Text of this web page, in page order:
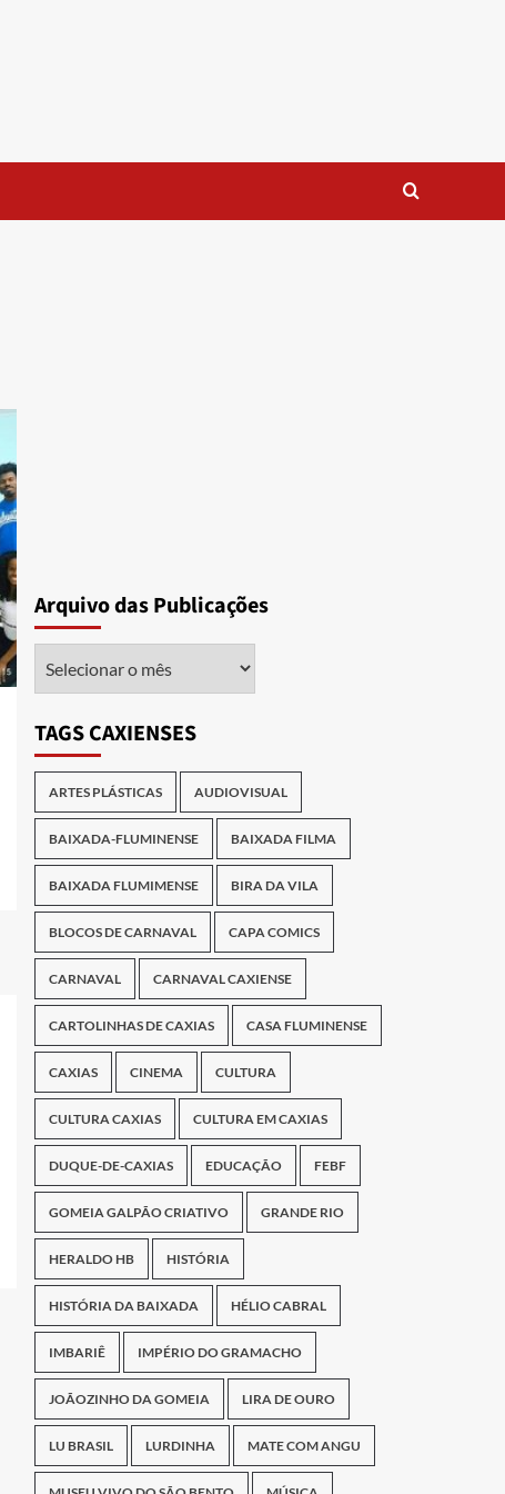
Arquivo das Publicações
TAGS CAXIENSES
ARTES PLÁSTICAS AUDIOVISUAL
BAIXADA-FLUMINENSE BAIXADA FILMA
BAIXADA FLUMIMENSE BIRA DA VILA
BLOCOS DE CARNAVAL CAPA COMICS
CARNAVAL CARNAVAL CAXIENSE
CARTOLINHAS DE CAXIAS CASA FLUMINENSE
CAXIAS CINEMA CULTURA
CULTURA CAXIAS CULTURA EM CAXIAS
DUQUE-DE-CAXIAS EDUCAÇÃO FEBF
GOMEIA GALPÃO CRIATIVO GRANDE RIO
HERALDO HB HISTÓRIA
HISTÓRIA DA BAIXADA HÉLIO CABRAL
IMBARIÊ IMPÉRIO DO GRAMACHO
JOÃOZINHO DA GOMEIA LIRA DE OURO
LU BRASIL LURDINHA MATE COM ANGU